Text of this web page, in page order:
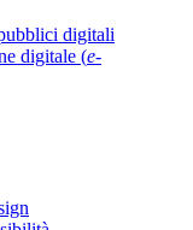
digitali
digitale (e-